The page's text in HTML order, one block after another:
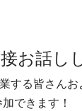
お話し
る皆さん
できます！